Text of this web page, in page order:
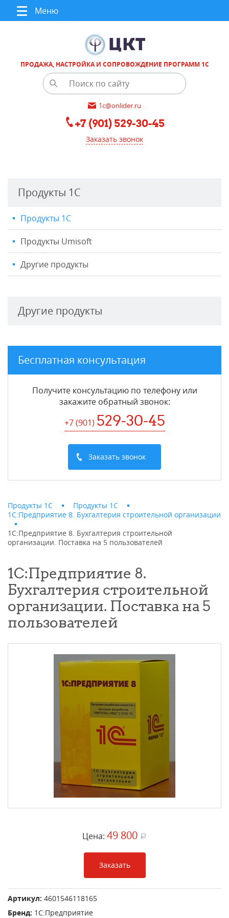
Меню
ПРОДАЖА, НАСТРОЙКА И СОПРОВОЖДЕНИЕ ПРОГРАММ 1С
1c@onlider.ru
+7 (901) 529-30-45
Заказать звонок
Продукты 1С
Продукты 1С
Продукты Umisoft
Другие продукты
Другие продукты
Бесплатная консультация
Получите консультацию по телефону или
закажите обратный звонок:
+7 (901) 529-30-45
Заказать звонок
Продукты 1С
Продукты 1С
1С:Предприятие 8. Бухгалтерия строительной организации
1С:Предприятие 8. Бухгалтерия строительной
организации. Поставка на 5 пользователей
1С:Предприятие 8.
Бухгалтерия строительной
организации. Поставка на 5
пользователей
Цена: 49 800 a
Заказать
Артикул: 4601546118165
Бренд: 1С:Предприятие